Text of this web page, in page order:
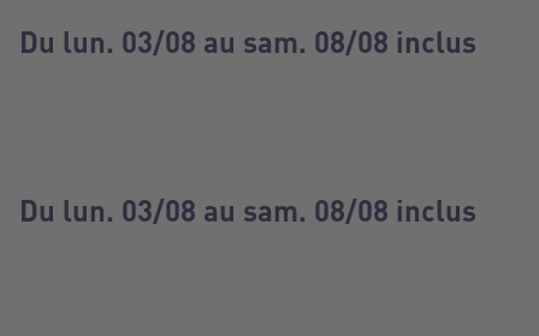
Du lun. 03/08 au sam. 08/08 inclus
Du lun. 03/08 au sam. 08/08 inclus